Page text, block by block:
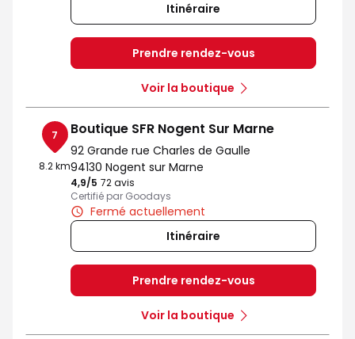
Itinéraire
Prendre rendez-vous
Voir la boutique
7
8.2 km
Boutique SFR Nogent Sur Marne
92 Grande rue Charles de Gaulle
94130 Nogent sur Marne
4,9/5 Note de 4.9 sur 5
72 avis
Certifié par Goodays
Fermé actuellement
Itinéraire
Prendre rendez-vous
Voir la boutique